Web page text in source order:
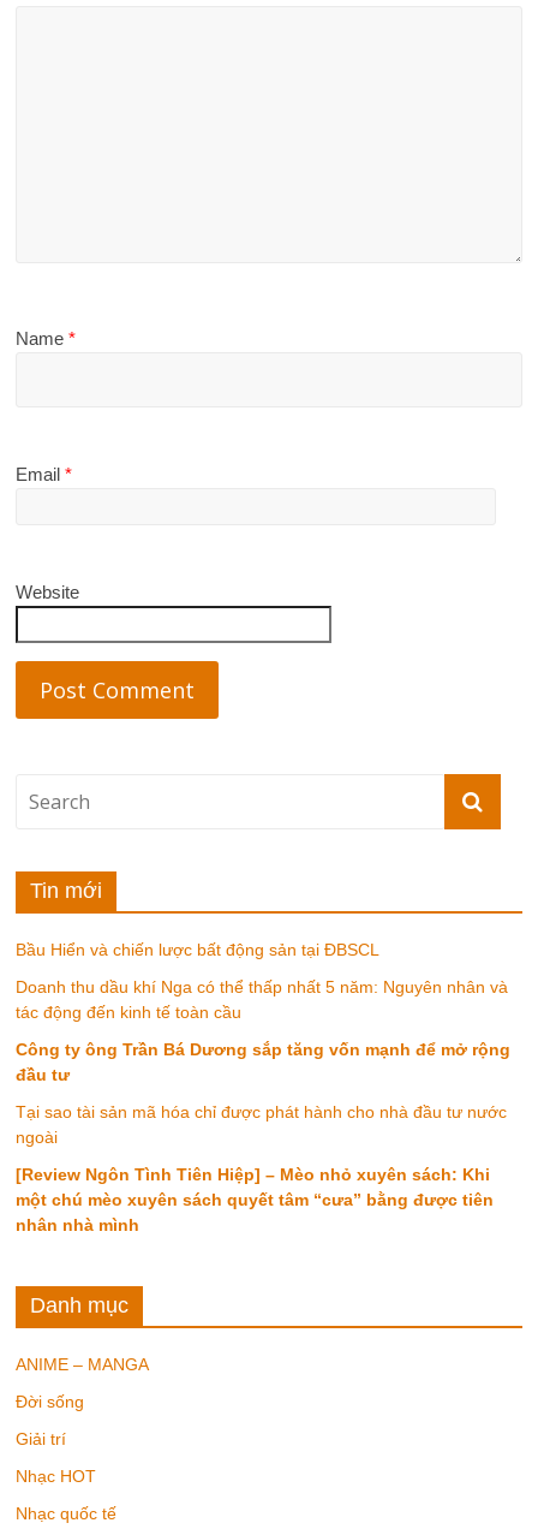
Name*
Email*
Website
Tin mới
Bầu Hiển và chiến lược bất động sản tại ĐBSCL
Doanh thu dầu khí Nga có thể thấp nhất 5 năm: Nguyên nhân và
tác động đến kinh tế toàn cầu
Công ty ông Trần Bá Dương sắp tăng vốn mạnh để mở rộng
đầu tư
Tại sao tài sản mã hóa chỉ được phát hành cho nhà đầu tư nước
ngoài
[Review Ngôn Tình Tiên Hiệp] – Mèo nhỏ xuyên sách: Khi
một chú mèo xuyên sách quyết tâm “cưa” bằng được tiên
nhân nhà mình
Danh mục
ANIME – MANGA
Đời sống
Giải trí
Nhạc HOT
Nhạc quốc tế